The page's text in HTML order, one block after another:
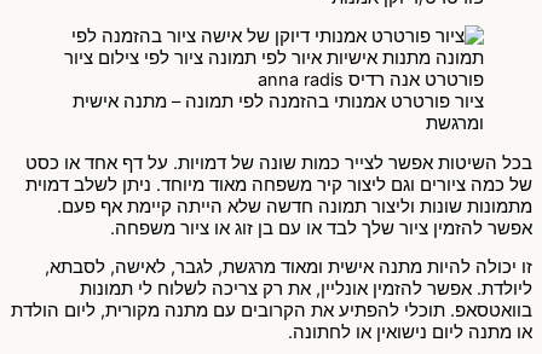
ציור פורטרט אמנותי בהזמנה לפי תמונה – מתנה אישית
ומרגשת
בכל השיטות אפשר לצייר כמות שונה של דמויות. על דף אחד או כסט
של כמה ציורים וגם ליצור קיר משפחה מאוד מיוחד. ניתן לשלב דמוית
מתמונות שונות וליצור תמונה חדשה שלא הייתה קיימת אף פעם.
אפשר להזמין ציור שלך לבד או עם בן זוג או ציור משפחה.
זו יכולה להיות מתנה אישית ומאוד מרגשת, לגבר, לאישה, לסבתא,
ליולדת. אפשר להזמין אונליין, את רק צריכה לשלוח לי תמונות
בוואטסאפ. תוכלי להפתיע את הקרובים עם מתנה מקורית, ליום הולדת
או מתנה ליום נישואין או לחתונה.